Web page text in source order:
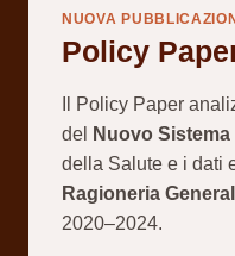
NUOVA
Policy
Il Policy Paper
del
Nuovo
della Salute e i dati
Ragioneria
2020–2024.